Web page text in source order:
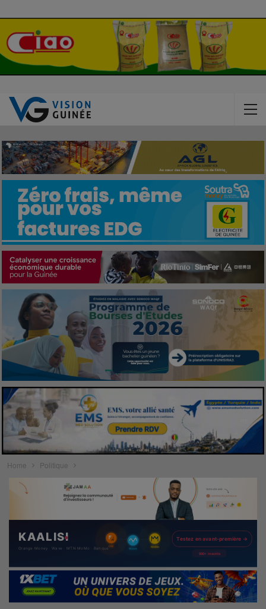
Home Politique